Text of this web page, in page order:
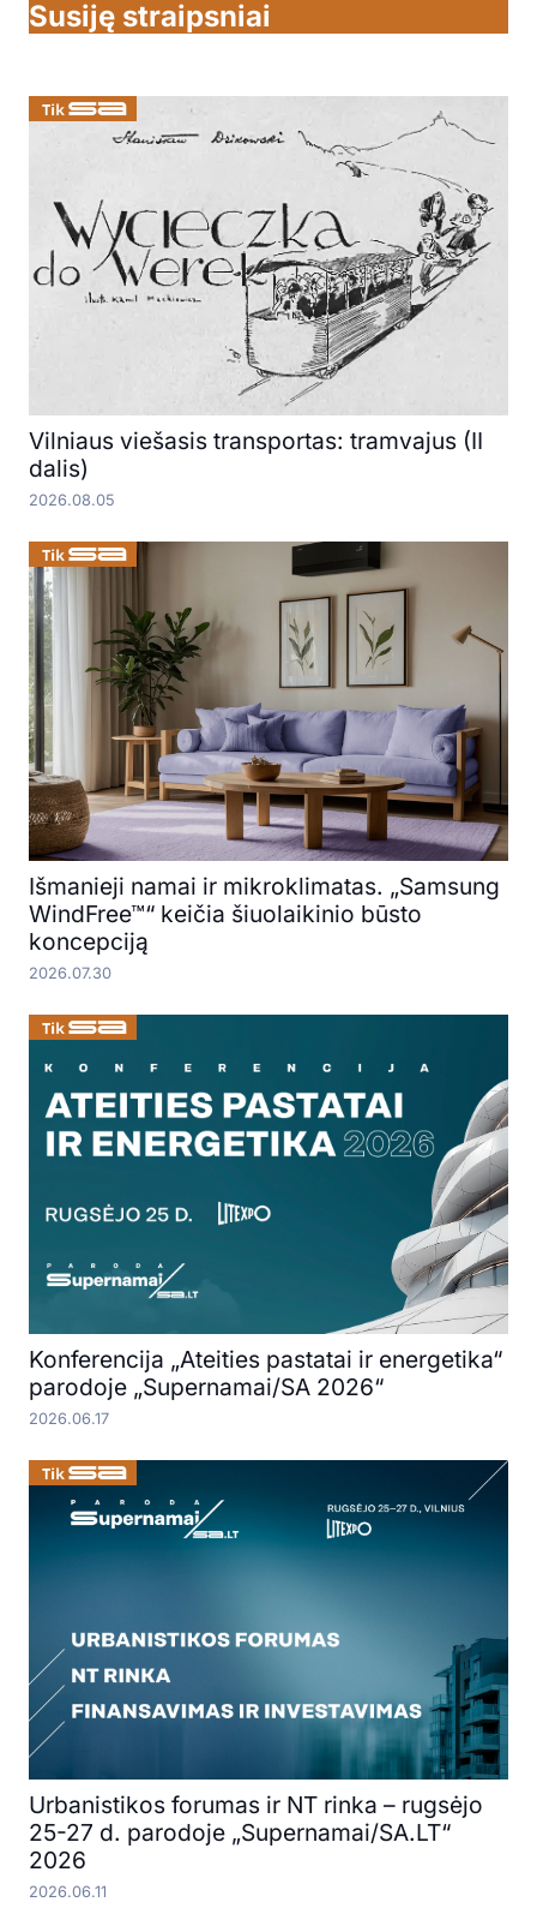
Susiję straipsniai
Vilniaus viešasis transportas: tramvajus (II
dalis)
2026.08.05
Išmanieji namai ir mikroklimatas. „Samsung
WindFree™“ keičia šiuolaikinio būsto
koncepciją
2026.07.30
Konferencija „Ateities pastatai ir energetika“
parodoje „Supernamai/SA 2026“
2026.06.17
Urbanistikos forumas ir NT rinka – rugsėjo
25-27 d. parodoje „Supernamai/SA.LT“
2026
2026.06.11